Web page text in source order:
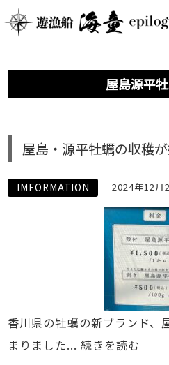
屋島源平
屋島・源平牡蠣の収穫
IMFORMATION 2024年12月
香川県の牡蠣の新ブランド、
まりました...続きを読む